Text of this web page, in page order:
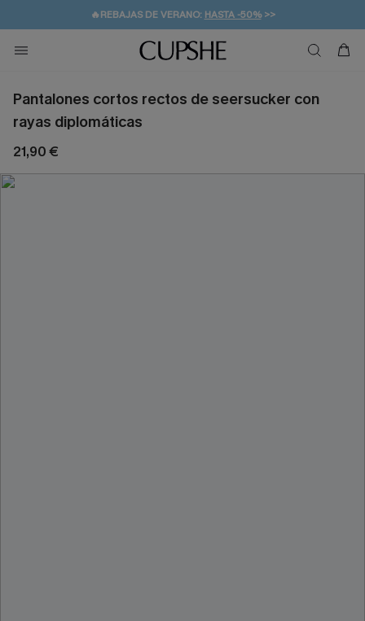
💌¡SUSCRIBIRSE & GANAR -10% EXTRA!
🚚ENVÍO GRATUITO A PARTIR DE 49 € >>
Pantalones cortos rectos de seersucker con
rayas diplomáticas
21,90 €